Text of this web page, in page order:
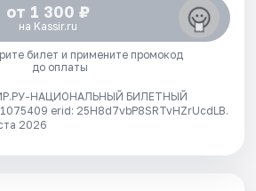
от 1 300 ₽
на Kassir.ru
билет и примените промокод
до оплаты
НАЦИОНАЛЬНЫЙ БИЛЕТНЫЙ
erid: 25H8d7vbP8SRTvHZrUcdLB.
2026